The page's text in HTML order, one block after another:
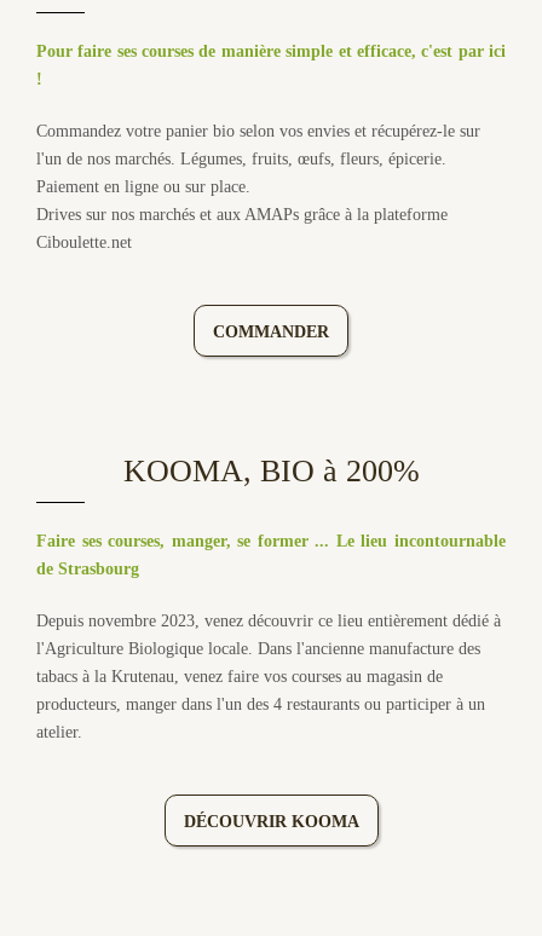
Pour faire ses courses de manière simple et efficace, c'est par ici
!
Commandez votre panier bio selon vos envies et récupérez-le sur
l'un de nos marchés. Légumes, fruits, œufs, fleurs, épicerie.
Paiement en ligne ou sur place.
Drives sur nos marchés et aux AMAPs grâce à la plateforme
Ciboulette.net
COMMANDER
KOOMA, BIO à 200%
Faire ses courses, manger, se former ... Le lieu incontournable
de Strasbourg
Depuis novembre 2023, venez découvrir ce lieu entièrement dédié à
l'Agriculture Biologique locale. Dans l'ancienne manufacture des
tabacs à la Krutenau, venez faire vos courses au magasin de
producteurs, manger dans l'un des 4 restaurants ou participer à un
atelier.
DÉCOUVRIR KOOMA